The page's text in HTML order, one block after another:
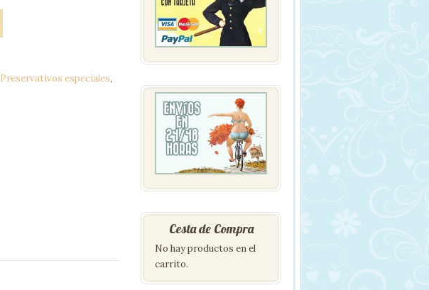
Preservativos especiales,
Cesta de Compra
No hay productos en el
carrito.